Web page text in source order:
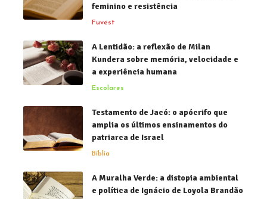
feminino e resistência
Fuvest
A Lentidão: a reflexão de Milan
Kundera sobre memória, velocidade e
a experiência humana
Escolares
Testamento de Jacó: o apócrifo que
amplia os últimos ensinamentos do
patriarca de Israel
Bíblia
A Muralha Verde: a distopia ambiental
e política de Ignácio de Loyola Brandão